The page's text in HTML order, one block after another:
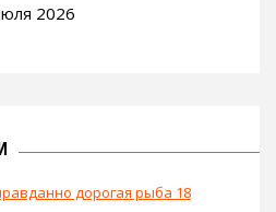
2026
дорогая рыба 18